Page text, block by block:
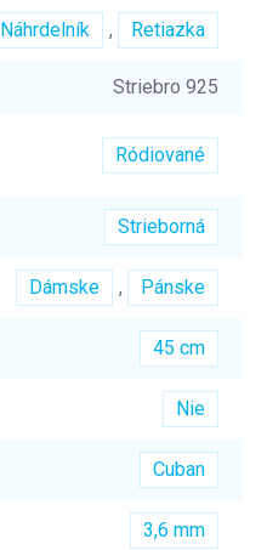
Náhrdelník , Retiazka
Striebro 925
Ródiované
Strieborná
Dámske , Pánske
45 cm
Nie
Cuban
3,6 mm